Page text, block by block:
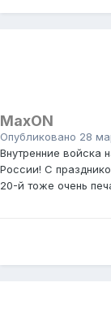
MaxON
Опубликовано 28
Внутренние
России! С
20-й тоже очень